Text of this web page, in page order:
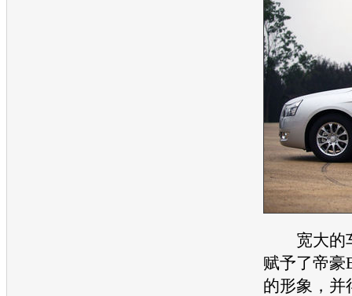
宽大的
赋予了帝豪
的形象，并